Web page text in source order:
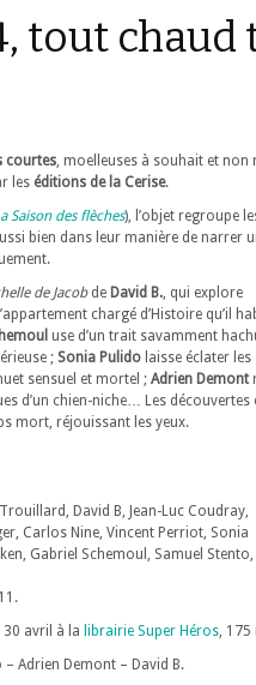
tout chaud
courtes, moelleuses à souhait et non
les éditions de la Cerise.
Saison des flèches), l’objet regroupe
bien dans leur manière de narrer
de Jacobde David B., qui explore
chargé d’Histoire qu’il
use d’un trait savamment
; Sonia Pulido laisse éclater les
sensuel et mortel ; Adrien Demont
d’un chien-niche… Les découvertes
mort, réjouissant les yeux.
David B, Jean-Luc Coudray,
Carlos Nine, Vincent Perriot, Sonia
Gabriel Schemoul, Samuel Stento,
30 avril à la librairie Super Héros, 175
Adrien Demont – David B.